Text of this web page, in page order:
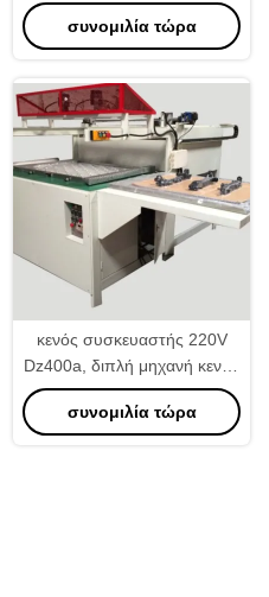
συσκευασίας απόδειξης
σκόνης
συνομιλία τώρα
κενός συσκευαστής 220V
Dz400a, διπλή μηχανή κενής
συσκευασίας αιθουσών
800KG
συνομιλία τώρα